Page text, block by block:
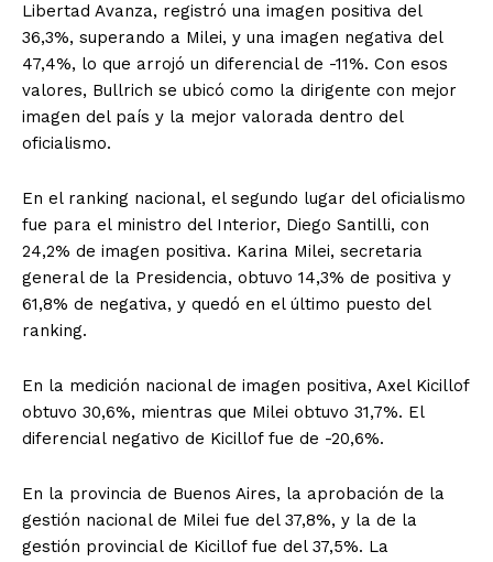
Libertad Avanza, registró una imagen positiva del
36,3%, superando a Milei, y una imagen negativa del
47,4%, lo que arrojó un diferencial de -11%. Con esos
valores, Bullrich se ubicó como la dirigente con mejor
imagen del país y la mejor valorada dentro del
oficialismo.
En el ranking nacional, el segundo lugar del oficialismo
fue para el ministro del Interior, Diego Santilli, con
24,2% de imagen positiva. Karina Milei, secretaria
general de la Presidencia, obtuvo 14,3% de positiva y
61,8% de negativa, y quedó en el último puesto del
ranking.
En la medición nacional de imagen positiva, Axel Kicillof
obtuvo 30,6%, mientras que Milei obtuvo 31,7%. El
diferencial negativo de Kicillof fue de -20,6%.
En la provincia de Buenos Aires, la aprobación de la
gestión nacional de Milei fue del 37,8%, y la de la
gestión provincial de Kicillof fue del 37,5%. La